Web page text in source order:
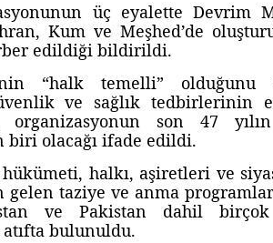
üç eyalette Devrim
Kum ve Meşhed’de
edildiği bildirildi.
“halk temelli” olduğunu
ve sağlık tedbirlerinin
organizasyonun son 47
biri olacağı ifade edildi.
halkı, aşiretleri ve
gelen taziye ve anma
ve Pakistan dahil
bulunuldu.